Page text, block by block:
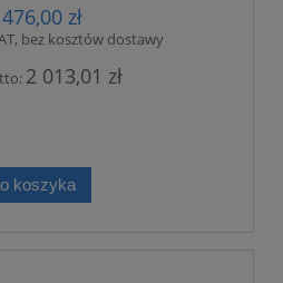
zł
bez kosztów dostawy
2 013,01 zł
koszyka